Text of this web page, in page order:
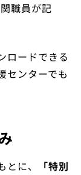
職員が記
ロードできる
センターでも
に、
「特別